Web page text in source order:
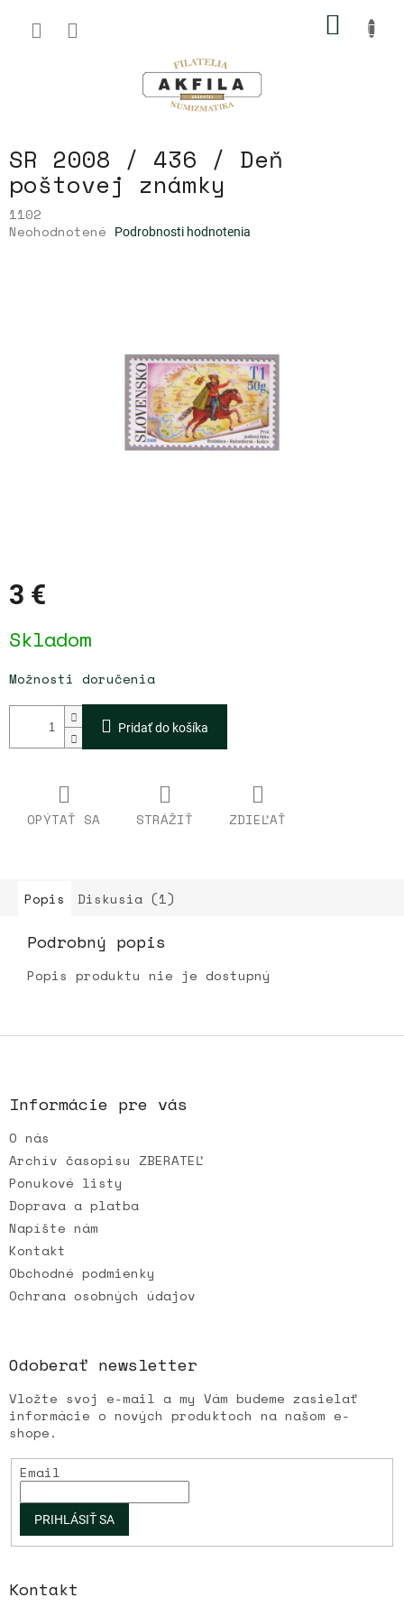
obsah
SR 2008 / 436 / Deň
poštovej známky
1102
Priemerné
Neohodnotené Podrobnosti hodnotenia
3 €
cena:
Skladom
Možnosti doručenia
Pridať do košíka
OPÝTAŤ SA STRÁŽIŤ ZDIEĽAŤ
Popis Diskusia (1)
Podrobný popis
Popis produktu nie je dostupný
Z
i
e
Informácie pre vás
O nás
Archív časopisu ZBERATEĽ
Ponukové listy
Doprava a platba
Napíšte nám
Kontakt
Obchodné podmienky
Ochrana osobných údajov
Odoberať newsletter
Vložte svoj e-mail a my Vám budeme zasielať
informácie o nových produktoch na našom e-
shope.
Email
PRIHLÁSIŤ SA
Kontakt